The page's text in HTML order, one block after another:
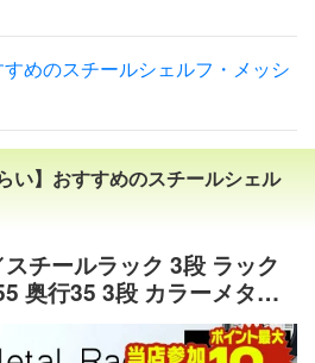
にもメタルラック取り扱いあり
収納にぜひご利用ください!／／
粉体塗装)キャスター：ポリプロ
国●組立品です●組立時間：約20-
イプのメタルシェルフ●棚板サイ
簡単組立て式●キャスター付で
のサブ収納として大活躍●棚板
約19mm 商品補足説明 ヤマゼ
棚，メタルシェルフ，スチール
ー，スリム，4段，一人暮ら
XUM71 XUM69キャスター
ちすっきりラック オープンラッ
めのスチールシェルフ・メッシ
い】おすすめのスチールシェル
チールラック 3段 ラック
奥行35 3段 カラーメタル
シェルフ アイリスオーヤマ
ルフ 収納 インテリア 収納